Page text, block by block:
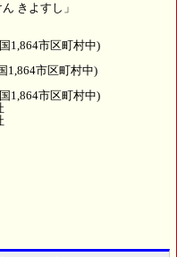
きよすし」
1,864市区町村中)
1,864市区町村中)
1,864市区町村中)